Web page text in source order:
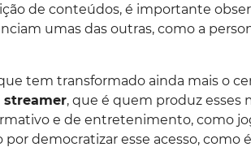
de conteúdos, é importante
umas das outras, como a
tem transformado ainda mais o
streamer, que é quem produz esses
e de entretenimento, como
democratizar esse acesso, como